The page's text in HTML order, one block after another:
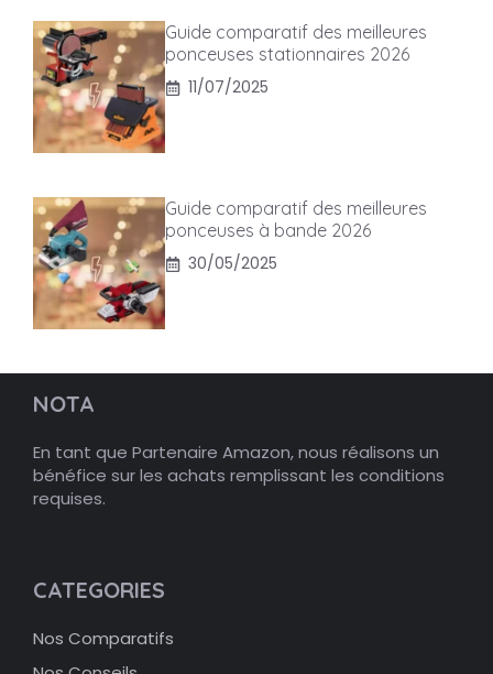
Guide comparatif des meilleures
ponceuses stationnaires 2026
11/07/2025
Guide comparatif des meilleures
ponceuses à bande 2026
30/05/2025
NOTA
En tant que Partenaire Amazon, nous réalisons un
bénéfice sur les achats remplissant les conditions
requises.
CATEGORIES
Nos Comparatifs